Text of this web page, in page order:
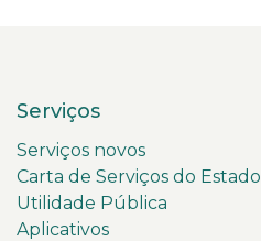
Serviços
Serviços novos
Carta de Serviços do Estado
Utilidade Pública
Aplicativos